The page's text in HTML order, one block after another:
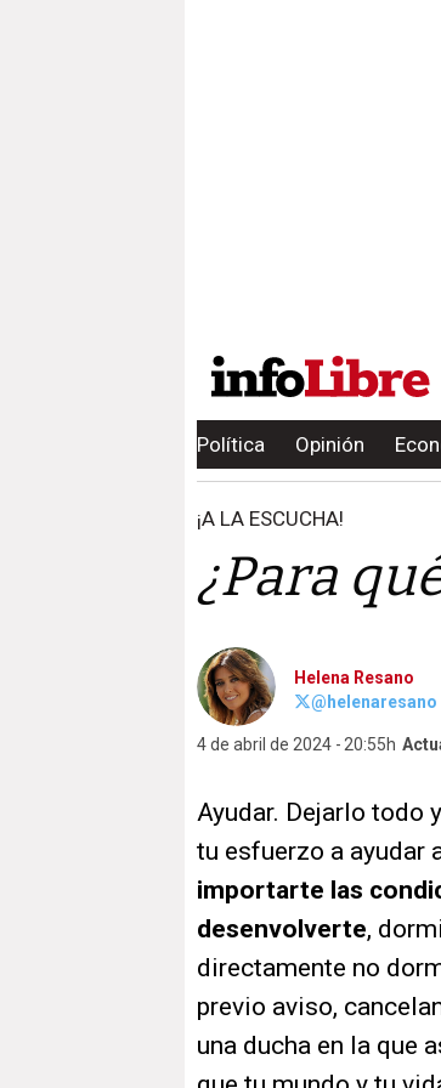
Política Opinión
¡A LA ESCUCHA!
¿Para
Helena Resano
@helenaresano
4 de abril de 2024 20:55h
Ayudar. Dejarlo todo
tu esfuerzo a ayudar
importarte las
desenvolverte,
directamente no
previo aviso,
una ducha en la que